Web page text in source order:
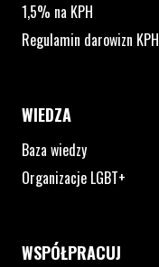
1,5% na KPH
Regulamin darowizn KPH
WIEDZA
Baza wiedzy
Organizacje LGBT+
WSPÓŁPRACUJ